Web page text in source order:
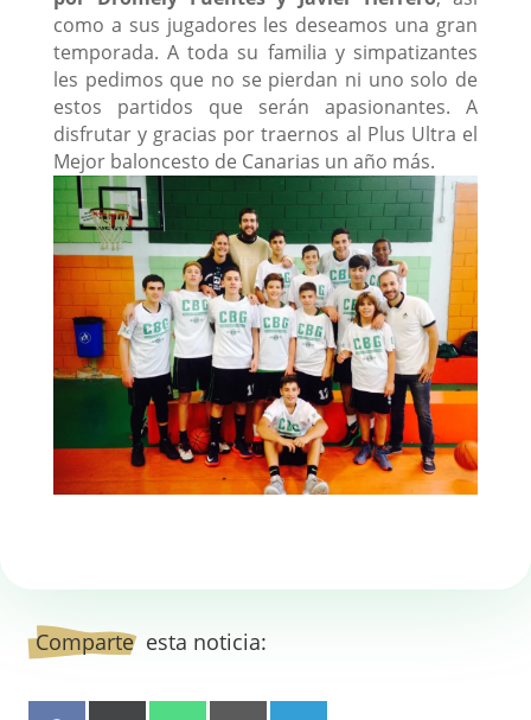
como a sus jugadores les deseamos una gran
temporada. A toda su familia y simpatizantes
les pedimos que no se pierdan ni uno solo de
estos partidos que serán apasionantes. A
disfrutar y gracias por traernos al Plus Ultra el
Mejor baloncesto de Canarias un año más.
Comparte
  esta noticia: